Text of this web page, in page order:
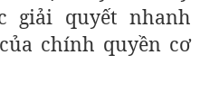
giải quyết nhanh
chính quyền cơ